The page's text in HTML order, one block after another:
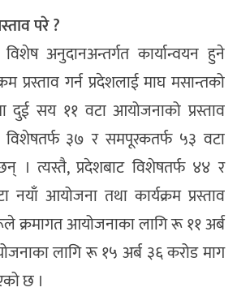
परे ?
अनुदानअन्तर्गत कार्यान्वयन हुने
प्रस्ताव गर्न प्रदेशलाई माघ मसान्तको
दुई सय ११ वटा आयोजनाको प्रस्ताव
३७ र समपूरकतर्फ ५३ वटा
। त्यस्तै, प्रदेशबाट विशेषतर्फ ४४ र
आयोजना तथा कार्यक्रम प्रस्ताव
क्रमागत आयोजनाका लागि रू ११ अर्ब
लागि रू १५ अर्ब ३६ करोड माग
छ ।